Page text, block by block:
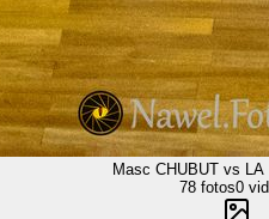
Masc CHUBUT vs
78 fotos0